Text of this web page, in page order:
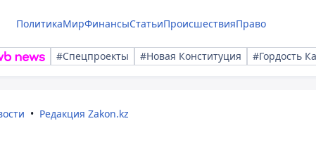
ПолитикаМирФинансыСтатьиПроисшествияПраво
#Спецпроекты #Новая Конституция #Гордость
Редакция Zakon.kz